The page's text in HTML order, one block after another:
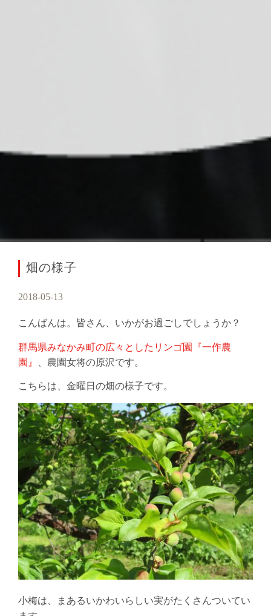
畑の様子
2018-05-13
こんばんは。皆さん、いかがお過ごしでしょうか？
群馬県みなかみ町の広々としたリンゴ園『一作農
園』
、農園女将の原沢です。
こちらは、金曜日の畑の様子です。
小梅は、まあるいかわいらしい実がたくさんついてい